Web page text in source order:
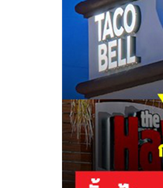
แห่ง
ประเท
รวม
ธุรกิจ